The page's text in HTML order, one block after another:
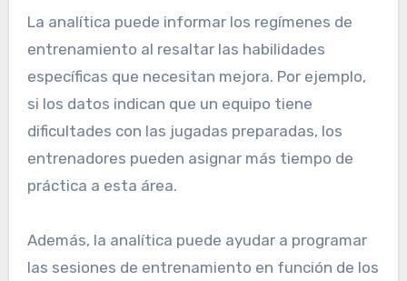
La analítica puede informar los regímenes de
entrenamiento al resaltar las habilidades
específicas que necesitan mejora. Por ejemplo,
si los datos indican que un equipo tiene
dificultades con las jugadas preparadas, los
entrenadores pueden asignar más tiempo de
práctica a esta área.
Además, la analítica puede ayudar a programar
las sesiones de entrenamiento en función de los